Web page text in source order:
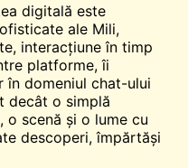
digitală este
ale Mili,
interacțiune în timp
platforme, îi
în domeniul chat-ului
decât o simplă
scenă și o lume cu
descoperi, împărtăși